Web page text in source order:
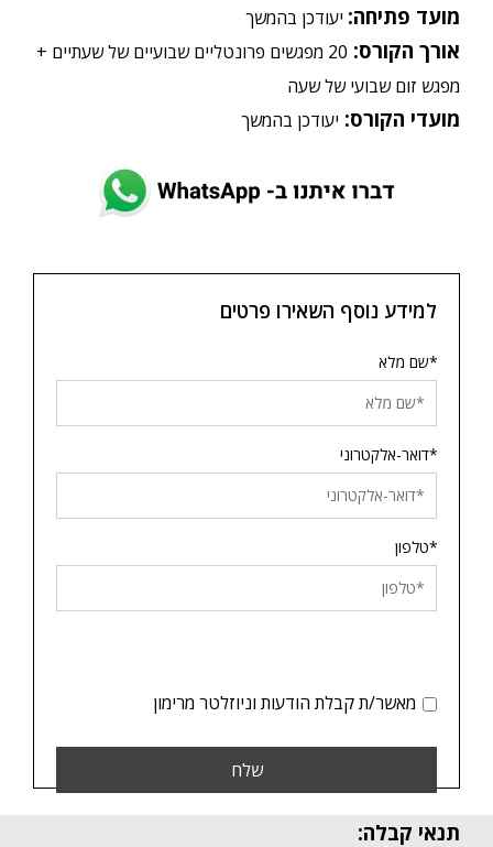
מועד פתיחה: יעודכן בהמשך
אורך הקורס:
20 מפגשים פרונטליים שבועיים של שעתיים +
מפגש זום שבועי של שעה
מועדי הקורס: יעודכן בהמשך
למידע נוסף השאירו פרטים
*שם מלא
*דואר-אלקטרוני
*טלפון
מאשר/ת קבלת הודעות וניוזלטר מרימון
תנאי קבלה: